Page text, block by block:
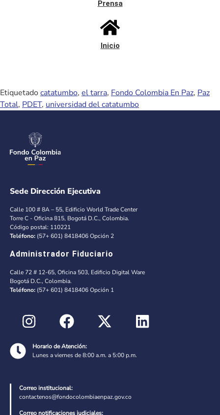
Prensa
Inicio
Etiquetadocatatumbo, el tarra, Fondo Colombia En Paz, Paz
Total, PDET, universidad del catatumbo
Sede Dirección Ejecutiva
Calle 100 # 8A – 55, Edificio World Trade Center
Torre C - Oficina 815, Bogotá D.C., Colombia.
Código postal: 110221
Teléfono: (57+ 601) 8418406 Opción 2
Administrador Fiduciario
Calle 72 # 12-65, Oficina 503, Edificio Digital Ware
Bogotá D.C., Colombia.
Teléfono: (57+ 601) 8418406 Opción 1
Horario de Atención:
Lunes a viernes de 8:00 a.m. a 5:00 p.m.
Correo institucional:
contactenos@fondocolombiaenpaz.gov.co
Correo notificaciones judiciales: